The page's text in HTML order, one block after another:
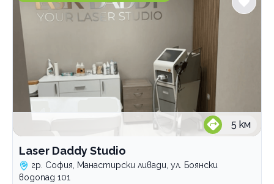
5 км
Laser Daddy Studio
гр. София, Манастирски ливади, ул. Боянски
водопад 101